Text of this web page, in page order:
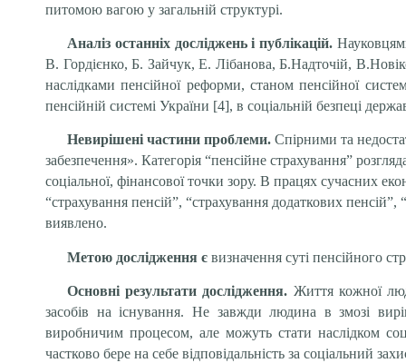
питомою вагою у загальній структурі.
Аналіз останніх досліджень і публікацій.
В. Гордієнко, Б. Зайчук, Е. Лібанова, Б.Надточій,
наслідками пенсійної реформи, станом пенсійної
пенсійній системі України [4], в соціальній безпеці
Невирішені частини проблеми. Спірними та
забезпечення». Категорія “пенсійне страхування”
соціальної, фінансової точки зору. В працях сучасних
“страхування пенсій”, “страхування додаткових
виявлено.
Метою дослідження є визначення суті пенсійного
Основні результати дослідження. Життя кожної
засобів на існування. Не завжди людина в змозі
виробничим процесом, але можуть стати наслідком
частково бере на себе відповідальність за соціальний